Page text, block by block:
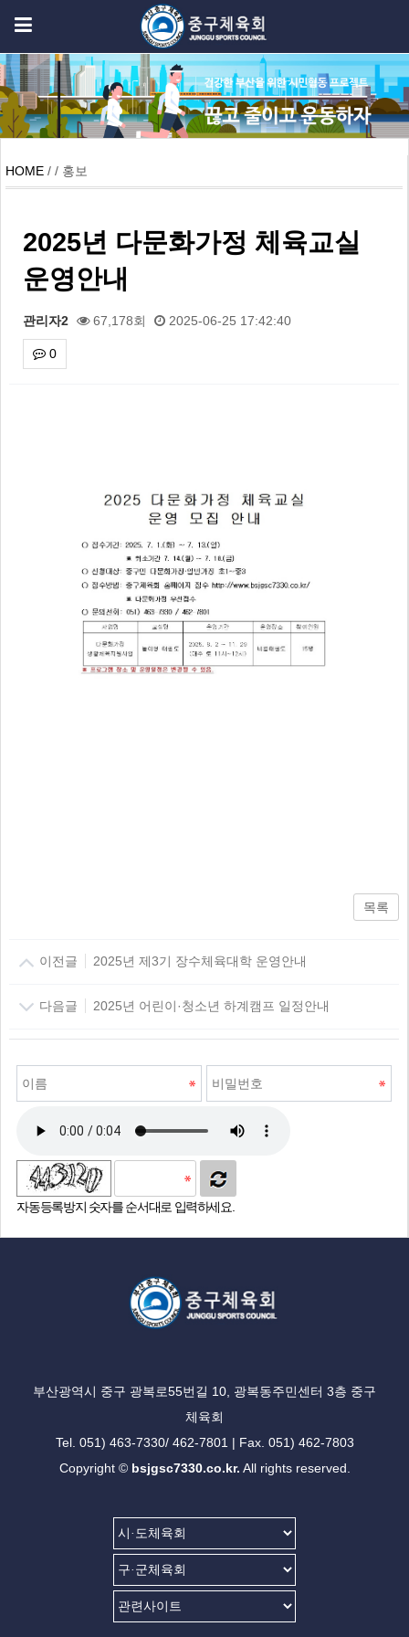
HOME / / 홍보
2025년 다문화가정 체육교실
운영안내
관리자2 67,178회 2025-06-25 17:42:40
0
목록
이전글 2025년 제3기 장수체육대학 운영안내
다음글 2025년 어린이·청소년 하계캠프 일정안내
자동등록방지 숫자를 순서대로 입력하세요.
부산광역시 중구 광복로55번길 10, 광복동주민센터 3층 중구
체육회
Tel. 051) 463-7330/ 462-7801 | Fax. 051) 462-7803
Copyright © bsjgsc7330.co.kr. All rights reserved.